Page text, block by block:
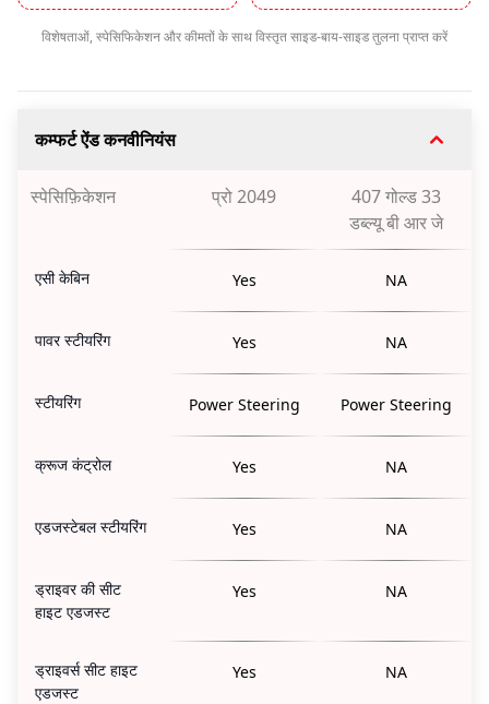
विशेषताओं, स्पेसिफिकेशन और कीमतों के साथ विस्तृत साइड-बाय-साइड तुलना प्राप्त करें
कम्फर्ट ऐंड कनवीनियंस
स्पेसिफ़िकेशन प्रो 2049
407 गोल्ड 33
डब्ल्यू बी आर जे
एसी केबिन Yes NA
पावर स्टीयरिंग Yes NA
स्टीयरिंग Power Steering Power Steering
क्रूज कंट्रोल Yes NA
एडजस्टेबल स्टीयरिंग Yes NA
ड्राइवर की सीट
हाइट एडजस्ट
Yes NA
ड्राइवर्स सीट हाइट
एडजस्ट
Yes NA